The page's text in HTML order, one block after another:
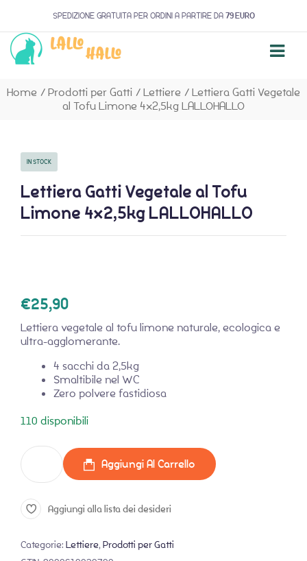
SPEDIZIONE GRATUITA PER ORDINI A PARTIRE DA 79 EURO
Home / Prodotti per Gatti / Lettiere / Lettiera Gatti Vegetale
al Tofu Limone 4×2,5kg LALLOHALLO
IN STOCK
Lettiera Gatti Vegetale al Tofu
Limone 4×2,5kg LALLOHALLO
€25,90
Lettiera vegetale al tofu limone naturale, ecologica e
ultra-agglomerante.
4 sacchi da 2,5kg
Smaltibile nel WC
Zero polvere fastidiosa
110 disponibili
Aggiungi Al Carrello
Aggiungi alla lista dei desideri
Categorie: Lettiere, Prodotti per Gatti